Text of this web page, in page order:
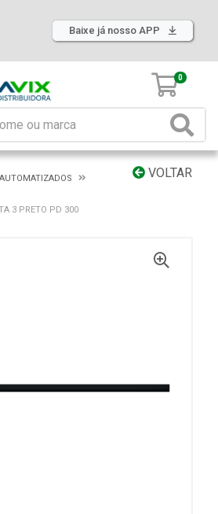
Baixe já nosso APP
0
VOLTAR
3 PRETO PD 300